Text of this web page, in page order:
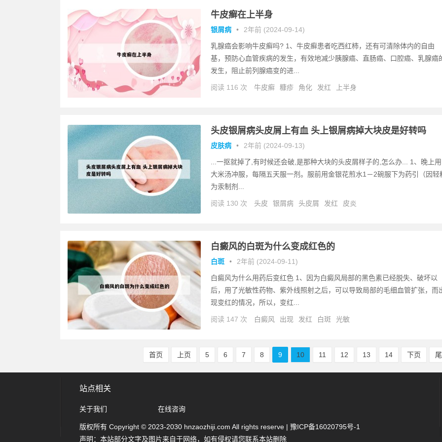
牛皮癣在上半身
银屑病 • 2年前 (2024-09-14)
乳腺癌会影响牛皮癣吗? 1、牛皮癣患者吃西红柿，还有可清除体内的自由
基，预防心血管疾病的发生，有效地减少胰腺癌、直肠癌、口腔癌、乳腺癌
发生，阻止前列腺癌变的进...
阅读 116 次 牛皮癣 糠疹 角化 发红 上半身
头皮银屑病头皮屑上有血 头上银屑病掉大块皮是好转吗
皮肤病 • 2年前 (2024-09-13)
...一抠就掉了,有时候还会破,是那种大块的头皮屑样子的,怎么办... 1、晚上用
大米汤冲服，每隔五天服一剂。服前用金银花煎水1－2碗服下为药引（因轻
为汞制剂...
阅读 130 次 头皮 银屑病 头皮屑 发红 皮炎
白癜风的白斑为什么变成红色的
白斑 • 2年前 (2024-09-11)
白癜风为什么用药后变红色 1、因为白癜风局部的黑色素已经脱失、破坏以
后，用了光敏性药物、紫外线照射之后，可以导致局部的毛细血管扩张，而
现变红的情况，所以，变红...
阅读 147 次 白癜风 出现 发红 白斑 光敏
首页 上页 5 6 7 8 9 10 11 12 13 14 下页
站点相关
关于我们 在线咨询
版权所有 Copyright © 2023-2030 hnzaozhiji.com All rights reserve | 豫ICP备16020795号-1
声明：本站部分文字及图片来自于网络，如有侵权请您联系本站删除